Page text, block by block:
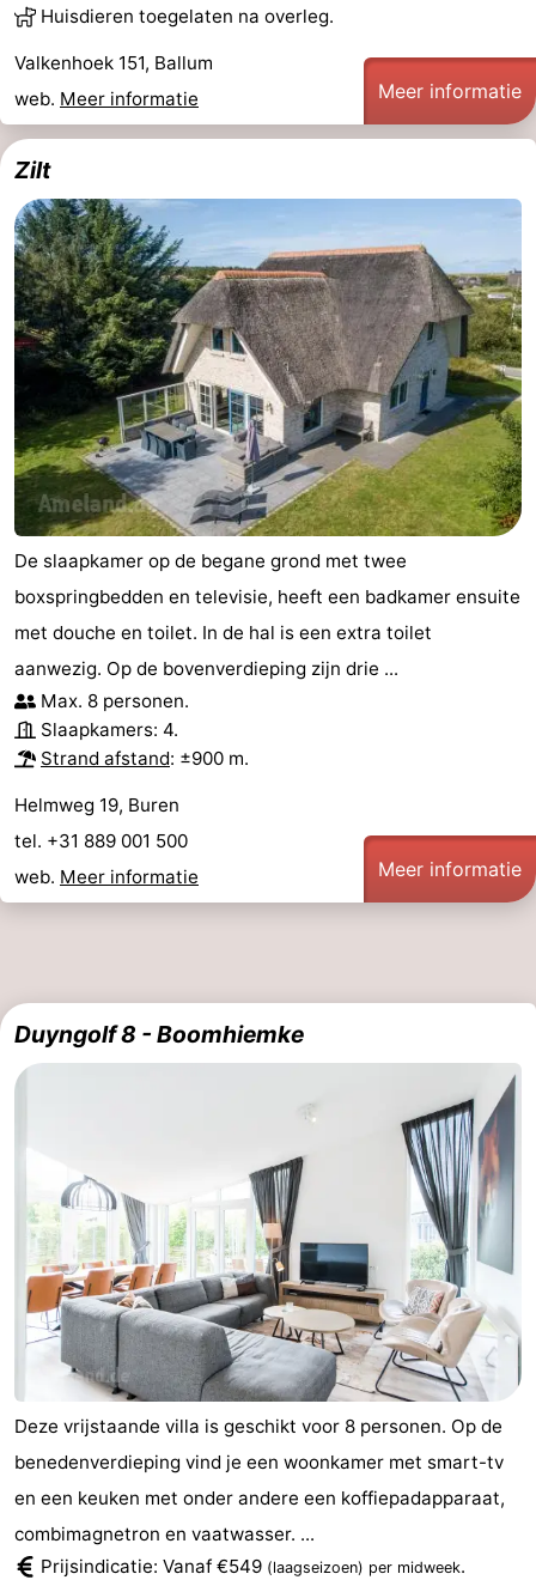
Huisdieren toegelaten na overleg.
Valkenhoek 151, Ballum
web. Meer informatie Meer informatie
Zilt
De slaapkamer op de begane grond met twee
boxspringbedden en televisie, heeft een badkamer ensuite
met douche en toilet. In de hal is een extra toilet
aanwezig. Op de bovenverdieping zijn drie ...
Max. 8 personen.
Slaapkamers: 4.
Strand afstand: ±900 m.
Helmweg 19, Buren
tel. +31 889 001 500
web. Meer informatie Meer informatie
Duyngolf 8 - Boomhiemke
Deze vrijstaande villa is geschikt voor 8 personen. Op de
benedenverdieping vind je een woonkamer met smart-tv
en een keuken met onder andere een koffiepadapparaat,
combimagnetron en vaatwasser. ...
Prijsindicatie: Vanaf €549 (laagseizoen) per midweek.